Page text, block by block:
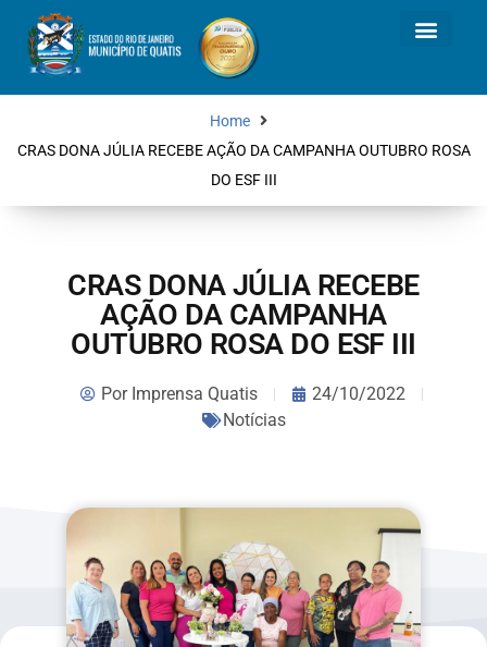
Home
CRAS DONA JÚLIA RECEBE AÇÃO DA CAMPANHA OUTUBRO ROSA
DO ESF III
CRAS DONA JÚLIA RECEBE
AÇÃO DA CAMPANHA
OUTUBRO ROSA DO ESF III
PorImprensa Quatis
24/10/2022
Notícias